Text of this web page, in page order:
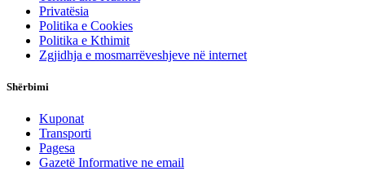
Privatësia
Politika e Cookies
Politika e Kthimit
Zgjidhja e mosmarrëveshjeve në internet
Shërbimi
Kuponat
Transporti
Pagesa
Gazetë Informative ne email